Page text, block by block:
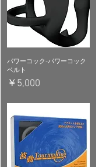
パワーコック-パワーコック
ベルト
価格
￥5,000